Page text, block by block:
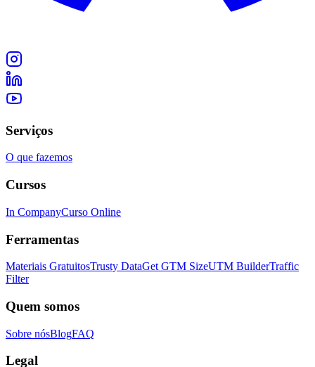
Serviços
O que fazemos
Cursos
In CompanyCurso Online
Ferramentas
Materiais GratuitosTrusty DataGet GTM SizeUTM BuilderTraffic
Filter
Quem somos
Sobre nósBlogFAQ
Legal